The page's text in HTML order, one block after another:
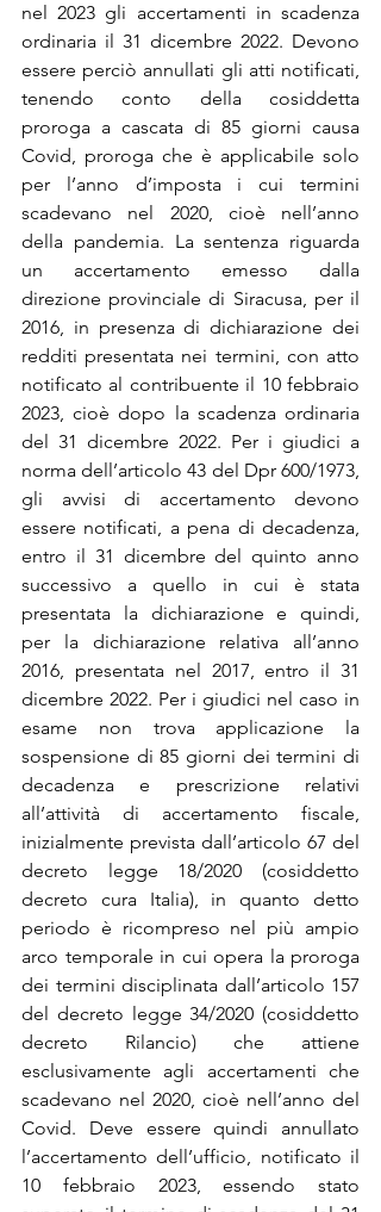
nel 2023 gli accertamenti in scadenza
ordinaria il 31 dicembre 2022. Devono
essere perciò annullati gli atti notificati,
tenendo conto della cosiddetta
proroga a cascata di 85 giorni causa
Covid, proroga che è applicabile solo
per l’anno d’imposta i cui termini
scadevano nel 2020, cioè nell’anno
della pandemia. La sentenza riguarda
un accertamento emesso dalla
direzione provinciale di Siracusa, per il
2016, in presenza di dichiarazione dei
redditi presentata nei termini, con atto
notificato al contribuente il 10 febbraio
2023, cioè dopo la scadenza ordinaria
del 31 dicembre 2022. Per i giudici a
norma dell’articolo 43 del Dpr 600/1973,
gli avvisi di accertamento devono
essere notificati, a pena di decadenza,
entro il 31 dicembre del quinto anno
successivo a quello in cui è stata
presentata la dichiarazione e quindi,
per la dichiarazione relativa all’anno
2016, presentata nel 2017, entro il 31
dicembre 2022. Per i giudici nel caso in
esame non trova applicazione la
sospensione di 85 giorni dei termini di
decadenza e prescrizione relativi
all’attività di accertamento fiscale,
inizialmente prevista dall’articolo 67 del
decreto legge 18/2020 (cosiddetto
decreto cura Italia), in quanto detto
periodo è ricompreso nel più ampio
arco temporale in cui opera la proroga
dei termini disciplinata dall’articolo 157
del decreto legge 34/2020 (cosiddetto
decreto Rilancio) che attiene
esclusivamente agli accertamenti che
scadevano nel 2020, cioè nell’anno del
Covid. Deve essere quindi annullato
l’accertamento dell’ufficio, notificato il
10 febbraio 2023, essendo stato